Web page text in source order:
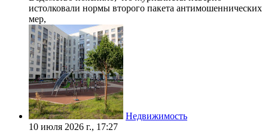
истолковали нормы второго пакета антимошеннических
мер,
Недвижимость
10 июля 2026 г., 17:27